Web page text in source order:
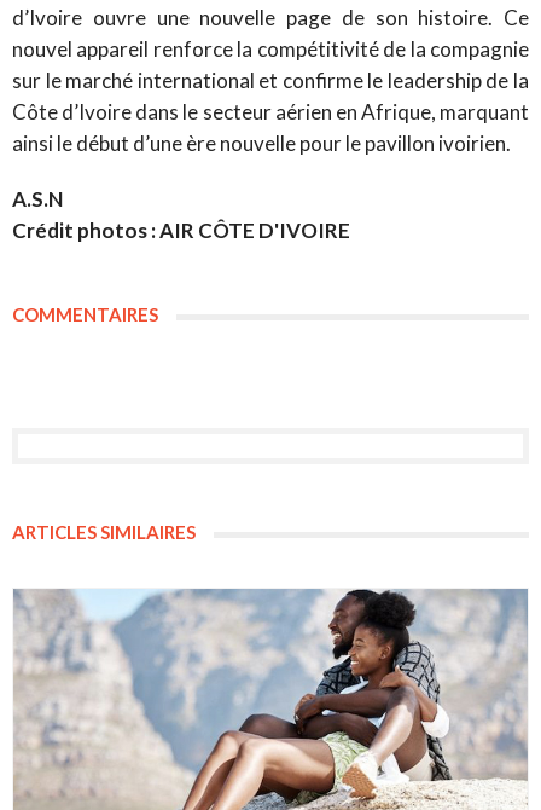
d’Ivoire ouvre une nouvelle page de son histoire. Ce
nouvel appareil renforce la compétitivité de la compagnie
sur le marché international et confirme le leadership de la
Côte d’Ivoire dans le secteur aérien en Afrique, marquant
ainsi le début d’une ère nouvelle pour le pavillon ivoirien.
A.S.N
Crédit photos : AIR CÔTE D'IVOIRE
COMMENTAIRES
ARTICLES SIMILAIRES